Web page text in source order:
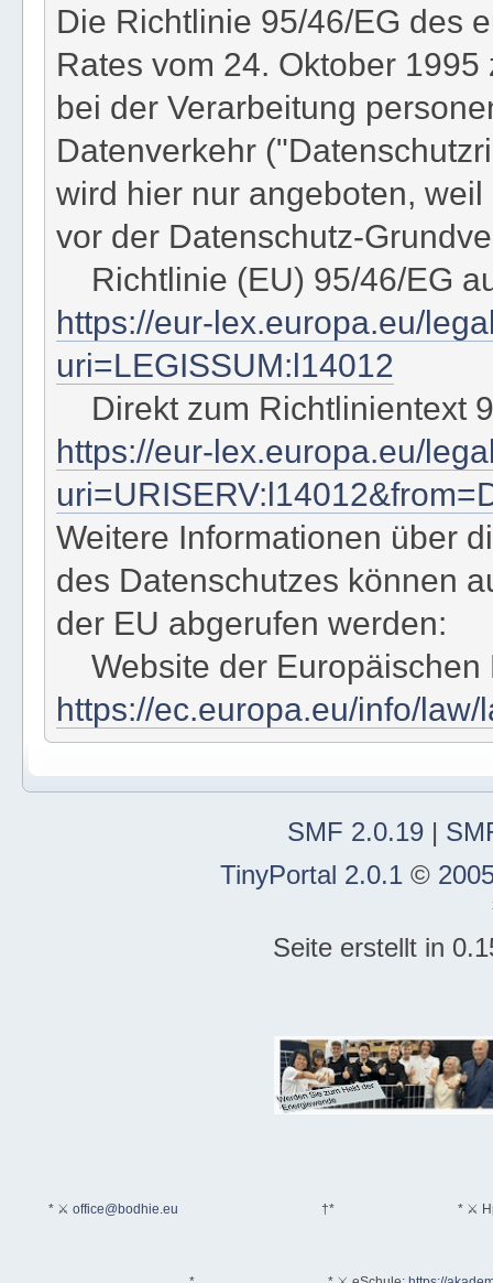
Die Richtlinie 95/46/EG des
Rates vom 24. Oktober
bei der Verarbeitung
Datenverkehr
wird hier nur angeboten,
vor der Datenschutz-
Richtlinie (EU) 95/46/EG
https://eur-lex.europa.eu/
uri=LEGISSUM:l14012
Direkt zum Richtlinientext
https://eur-lex.europa.eu/
Weitere Informationen über
des Datenschutzes können
der EU abgerufen werden:
Website der Europäischen
https://ec.europa.eu/info/
SMF 2.0.19|
TinyPortal 2.0.1©
Seite erstellt in
* ⚔ office@bodhie.eu †* * ⚔